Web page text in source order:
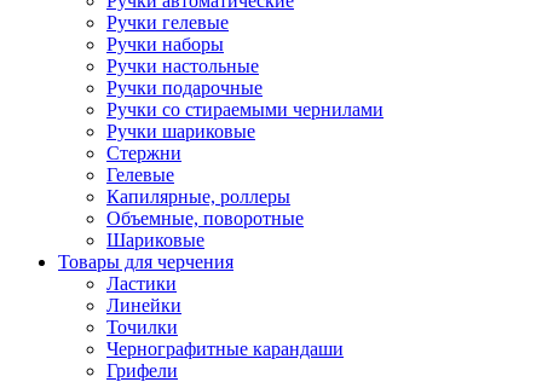
Ручки гелевые
Ручки наборы
Ручки настольные
Ручки подарочные
Ручки со стираемыми чернилами
Ручки шариковые
Стержни
Гелевые
Капилярные, роллеры
Объемные, поворотные
Шариковые
Товары для черчения
Ластики
Линейки
Точилки
Чернографитные карандаши
Грифели